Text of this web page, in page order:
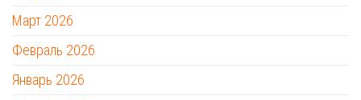
Март 2026
Февраль 2026
Январь 2026